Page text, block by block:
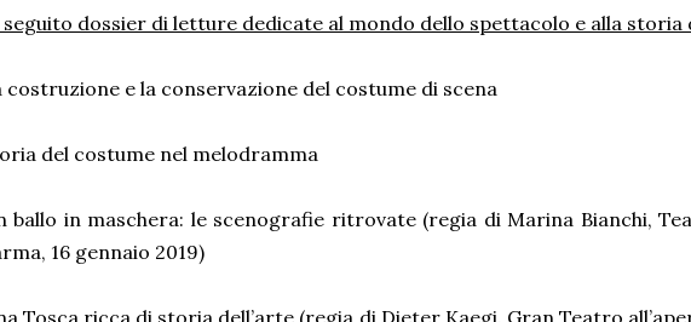
seguito dossier di letture dedicate al mondo dello spettacolo e alla storia
costruzione e la conservazione del costume di scena
del costume nel melodramma
ballo in maschera: le scenografie ritrovate (regia di Marina Bianchi,
16 gennaio 2019)
Tosca ricca di storia dell’arte (regia di Dieter Kaegi, Gran Teatro